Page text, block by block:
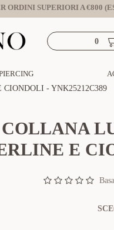
ORDINI SUPERIORI A €800
0
- YNK25212C389
COLLANA
E